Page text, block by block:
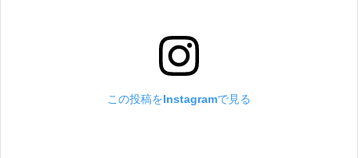
この投稿をInstagramで見る